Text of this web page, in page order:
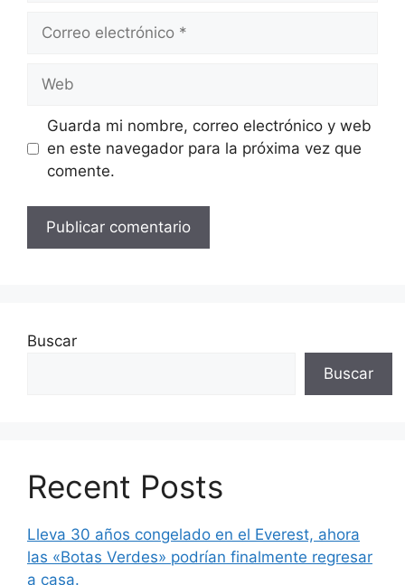
Correo
Web
Guarda mi nombre, correo electrónico y web
en este navegador para la próxima vez que
comente.
Buscar
Buscar
Recent Posts
Lleva 30 años congelado en el Everest, ahora
las «Botas Verdes» podrían finalmente regresar
a casa.